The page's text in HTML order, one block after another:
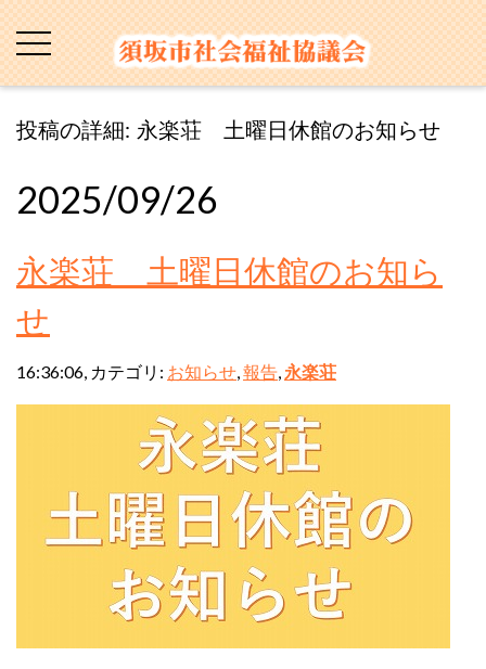
投稿の詳細: 永楽荘 土曜日休館のお知らせ
2025/09/26
永楽荘 土曜日休館のお知ら
せ
16:36:06, カテゴリ: お知らせ,報告, 永楽荘